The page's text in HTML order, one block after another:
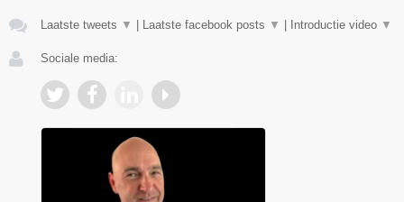
Laatste tweets ▼ Laatste facebook posts ▼ Introductie video ▼
Sociale media: